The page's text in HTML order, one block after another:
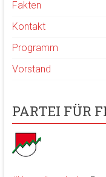
Fakten
Kontakt
Programm
Vorstand
PARTEI FÜR